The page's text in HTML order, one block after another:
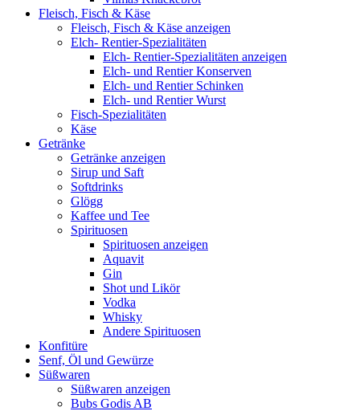
Fleisch, Fisch & Käse
Fleisch, Fisch & Käse anzeigen
Elch- Rentier-Spezialitäten
Elch- Rentier-Spezialitäten anzeigen
Elch- und Rentier Konserven
Elch- und Rentier Schinken
Elch- und Rentier Wurst
Fisch-Spezialitäten
Käse
Getränke
Getränke anzeigen
Sirup und Saft
Softdrinks
Glögg
Kaffee und Tee
Spirituosen
Spirituosen anzeigen
Aquavit
Gin
Shot und Likör
Vodka
Whisky
Andere Spirituosen
Konfitüre
Senf, Öl und Gewürze
Süßwaren
Süßwaren anzeigen
Bubs Godis AB